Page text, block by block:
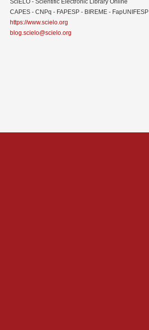
SciELO - Scientific Electronic Library Online
CAPES - CNPq - FAPESP - BIREME - FapUNIFESP
https://www.scielo.org
blog.scielo@scielo.org